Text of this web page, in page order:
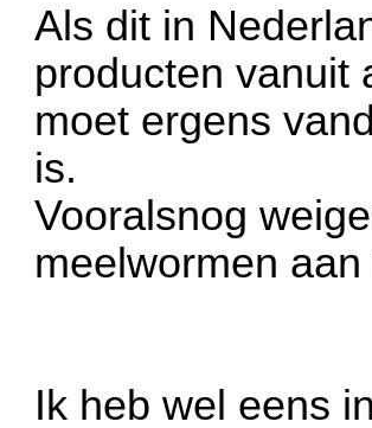
Als dit in
producten vanuit
moet ergens
is.
Vooralsnog
meelwormen
Ik heb wel eens